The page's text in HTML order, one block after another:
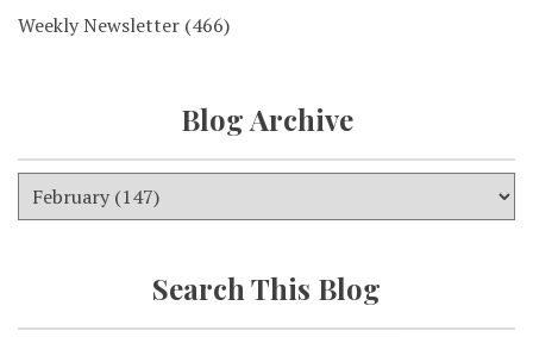
Weekly Newsletter (466)
Blog Archive
Search This Blog